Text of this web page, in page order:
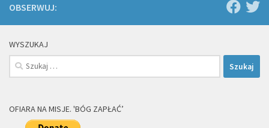
OBSERWUJ:
WYSZUKAJ
Szukaj:
OFIARA NA MISJE. 'BÓG ZAPŁAĆ’